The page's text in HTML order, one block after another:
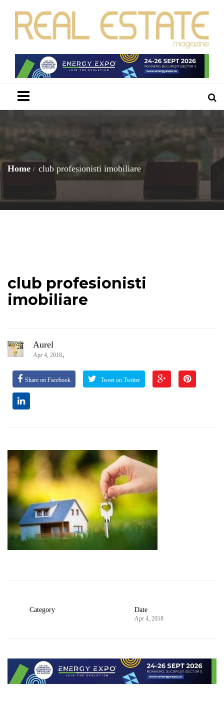
Home club profesionisti imobiliare
club profesionisti
imobiliare
Aurel
Apr 4, 2018,
Share on Facebook Tweet on Twitter
Category Date
Apr 4, 2018